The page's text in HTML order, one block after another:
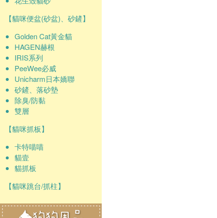
【貓咪便盆(砂盆)、砂鏟】
Golden Cat黃金貓
HAGEN赫根
IRIS系列
PeeWee必威
Unicharm日本嬌聯
砂鏟、落砂墊
除臭/防黏
雙層
【貓咪抓板】
卡特喵喵
貓壹
貓抓板
【貓咪跳台/抓柱】